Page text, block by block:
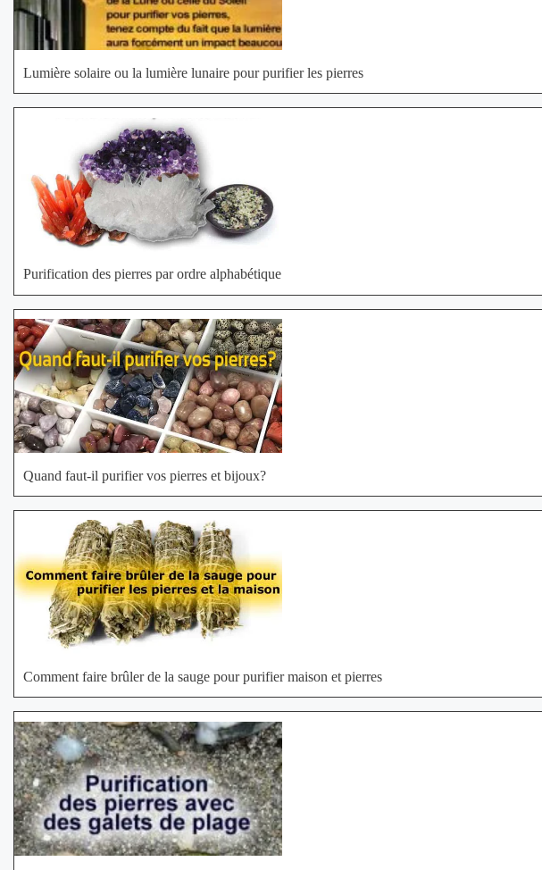
Lumière solaire ou la lumière lunaire pour purifier les pierres
Purification des pierres par ordre alphabétique
Quand faut-il purifier vos pierres et bijoux?
Comment faire brûler de la sauge pour purifier maison et pierres